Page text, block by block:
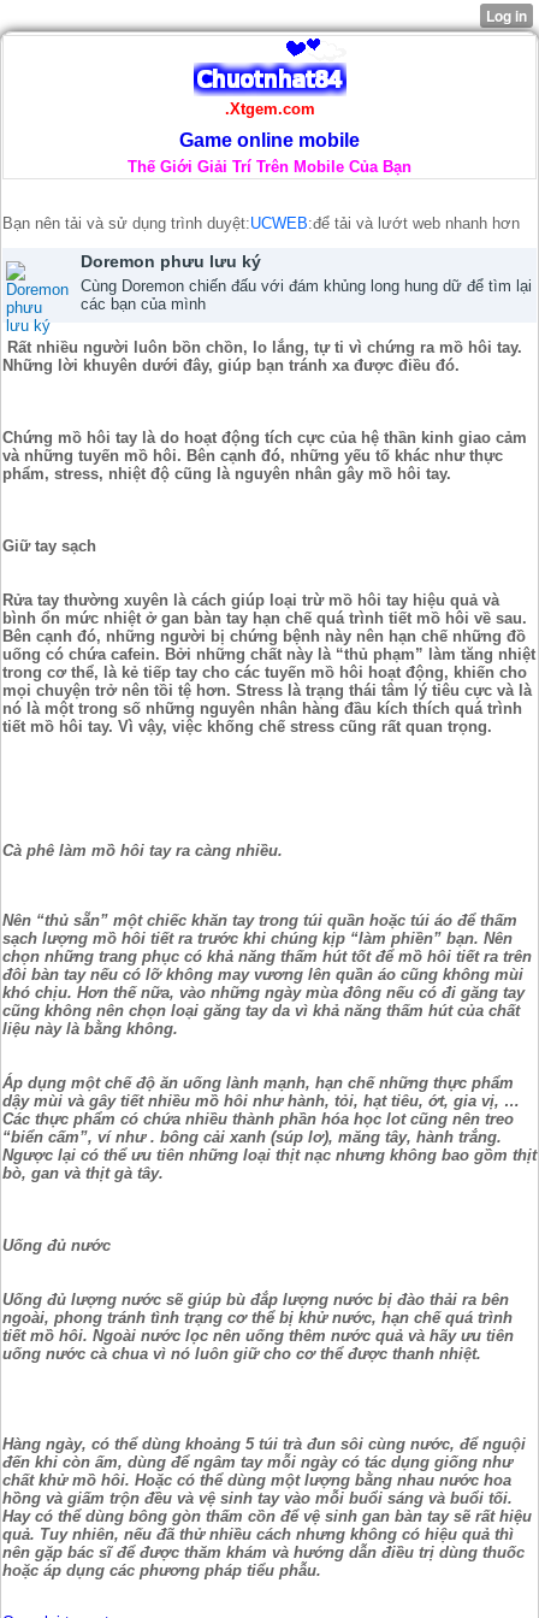
.Xtgem.com
Game online mobile
Thế Giới Giải Trí Trên Mobile Của Bạn
Bạn nên tải và sử dụng trình duyệt:UCWEB:để tải và lướt web nhanh hơn
Doremon phưu lưu ký
Cùng Doremon chiến đấu với đám khủng long hung dữ để tìm lại
các bạn của mình
Rất nhiều người luôn bồn chồn, lo lắng, tự ti vì chứng ra mồ hôi tay.
Những lời khuyên dưới đây, giúp bạn tránh xa được điều đó.
Chứng mồ hôi tay là do hoạt động tích cực của hệ thần kinh giao cảm
và những tuyến mồ hôi. Bên cạnh đó, những yếu tố khác như thực
phẩm, stress, nhiệt độ cũng là nguyên nhân gây mồ hôi tay.
Giữ tay sạch
Rửa tay thường xuyên là cách giúp loại trừ mồ hôi tay hiệu quả và
bình ổn mức nhiệt ở gan bàn tay hạn chế quá trình tiết mồ hôi về sau.
Bên cạnh đó, những người bị chứng bệnh này nên hạn chế những đồ
uống có chứa cafein. Bởi những chất này là “thủ phạm” làm tăng nhiệt
trong cơ thể, là kẻ tiếp tay cho các tuyến mồ hôi hoạt động, khiến cho
mọi chuyện trở nên tồi tệ hơn. Stress là trạng thái tâm lý tiêu cực và là
nó là một trong số những nguyên nhân hàng đầu kích thích quá trình
tiết mồ hôi tay. Vì vậy, việc khống chế stress cũng rất quan trọng.
Cà phê làm mồ hôi tay ra càng nhiều.
Nên “thủ sẵn” một chiếc khăn tay trong túi quần hoặc túi áo để thấm
sạch lượng mồ hôi tiết ra trước khi chúng kịp “làm phiền” bạn. Nên
chọn những trang phục có khả năng thấm hút tốt để mồ hôi tiết ra trên
đôi bàn tay nếu có lỡ không may vương lên quần áo cũng không mùi
khó chịu. Hơn thế nữa, vào những ngày mùa đông nếu có đi găng tay
cũng không nên chọn loại găng tay da vì khả năng thấm hút của chất
liệu này là bằng không.
Áp dụng một chế độ ăn uống lành mạnh, hạn chế những thực phẩm
dậy mùi và gây tiết nhiều mồ hôi như hành, tỏi, hạt tiêu, ớt, gia vị, …
Các thực phẩm có chứa nhiều thành phần hóa học lot cũng nên treo
“biển cấm”, ví như . bông cải xanh (súp lơ), măng tây, hành trắng.
Ngược lại có thể ưu tiên những loại thịt nạc nhưng không bao gồm thịt
bò, gan và thịt gà tây.
Uống đủ nước
Uống đủ lượng nước sẽ giúp bù đắp lượng nước bị đào thải ra bên
ngoài, phong tránh tình trạng cơ thể bị khử nước, hạn chế quá trình
tiết mồ hôi. Ngoài nước lọc nên uống thêm nước quả và hãy ưu tiên
uống nước cà chua vì nó luôn giữ cho cơ thể được thanh nhiệt.
Hàng ngày, có thể dùng khoảng 5 túi trà đun sôi cùng nước, để nguội
đến khi còn ấm, dùng để ngâm tay mỗi ngày có tác dụng giống như
chất khử mồ hôi. Hoặc có thể dùng một lượng bằng nhau nước hoa
hồng và giấm trộn đều và vệ sinh tay vào mỗi buổi sáng và buổi tối.
Hay có thể dùng bông gòn thấm cồn để vệ sinh gan bàn tay sẽ rất hiệu
quả. Tuy nhiên, nếu đã thử nhiều cách nhưng không có hiệu quả thì
nên gặp bác sĩ để được thăm khám và hướng dẫn điều trị dùng thuốc
hoặc áp dụng các phương pháp tiểu phẫu.